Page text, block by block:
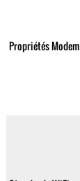
Propriétés Modem